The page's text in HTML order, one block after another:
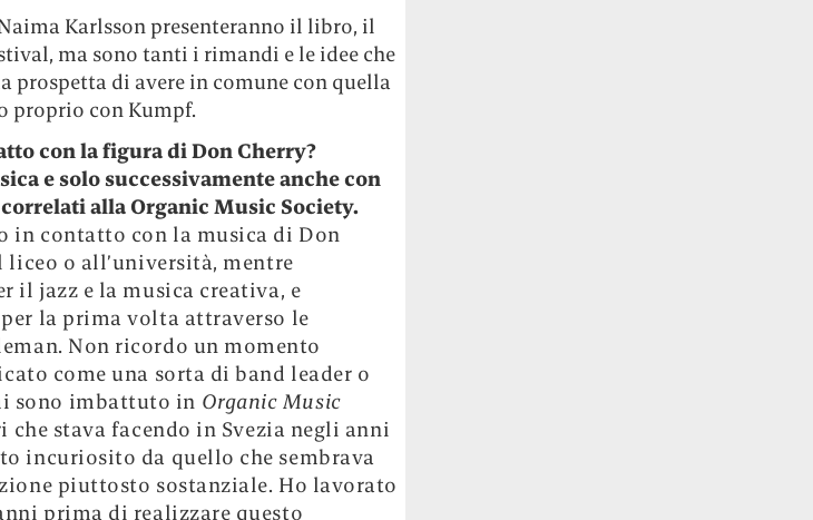
Karlsson presenteranno il libro, il
ma sono tanti i rimandi e le idee che
prospetta di avere in comune con quella
proprio con Kumpf.
con la figura di Don Cherry?
e solo successivamente anche con
alla Organic Music Society.
in contatto con la musica di Don
o all’università, mentre
il jazz e la musica creativa, e
la prima volta attraverso le
Non ricordo un momento
come una sorta di band leader o
sono imbattuto in Organic Music
stava facendo in Svezia negli anni
incuriosito da quello che sembrava
piuttosto sostanziale. Ho lavorato
prima di realizzare questo